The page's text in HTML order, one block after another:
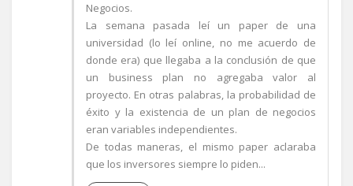
Negocios.
La semana pasada leí un paper de una
universidad (lo leí online, no me acuerdo de
donde era) que llegaba a la conclusión de que
un business plan no agregaba valor al
proyecto. En otras palabras, la probabilidad de
éxito y la existencia de un plan de negocios
eran variables independientes.
De todas maneras, el mismo paper aclaraba
que los inversores siempre lo piden...